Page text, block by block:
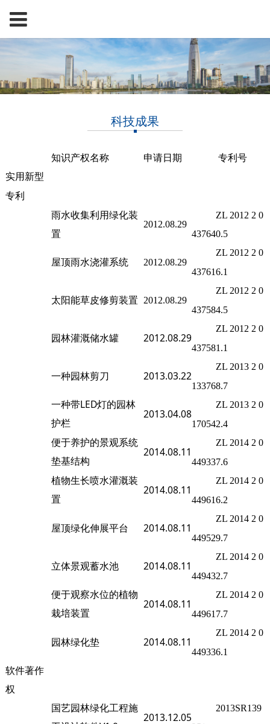
科技成果
知识产权名称 申请日期 专利号
实用新型
专利
雨水收集利用绿化装
置
2012.08.29
ZL 2012 2 0
437640.5
屋顶雨水浇灌系统 2012.08.29
ZL 2012 2 0
437616.1
太阳能草皮修剪装置 2012.08.29
ZL 2012 2 0
437584.5
园林灌溉储水罐 2012.08.29
ZL 2012 2 0
437581.1
一种园林剪刀 2013.03.22
ZL 2013 2 0
133768.7
一种带LED灯的园林
护栏
2013.04.08
ZL 2013 2 0
170542.4
便于养护的景观系统
垫基结构
2014.08.11
ZL 2014 2 0
449337.6
植物生长喷水灌溉装
置
2014.08.11
ZL 2014 2 0
449616.2
屋顶绿化伸展平台 2014.08.11
ZL 2014 2 0
449529.7
立体景观蓄水池 2014.08.11
ZL 2014 2 0
449432.7
便于观察水位的植物
栽培装置
2014.08.11
ZL 2014 2 0
449617.7
园林绿化垫 2014.08.11
ZL 2014 2 0
449336.1
软件著作
权
国艺园林绿化工程施
2013.12.05
2013SR139